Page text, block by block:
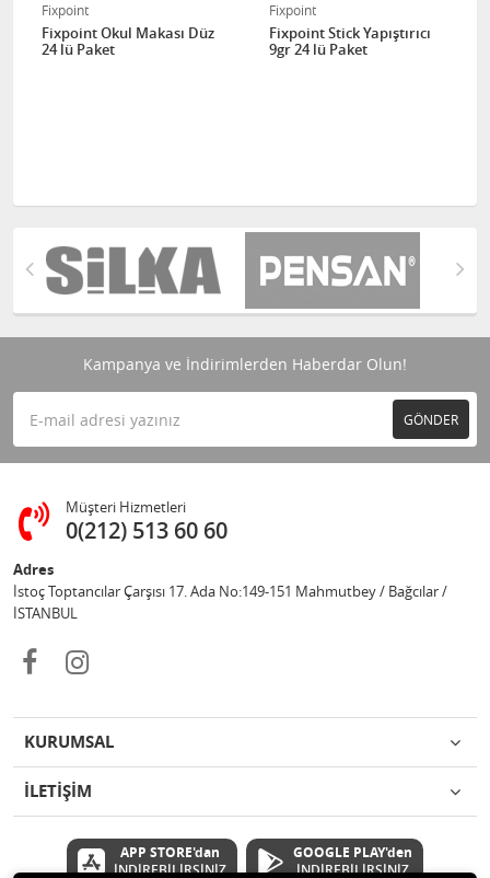
Fixpoint
Fixpoint Okul Makası Düz
24 lü Paket
Fixpoint
Fixpoint Stick Yapıştırıcı
9gr 24 lü Paket
Kampanya ve İndirimlerden Haberdar Olun!
GÖNDER
Müşteri Hizmetleri
0(212) 513 60 60
Adres
İstoç Toptancılar Çarşısı 17. Ada No:149-151 Mahmutbey / Bağcılar /
İSTANBUL
KURUMSAL
İLETİŞİM
APP STORE'dan
İNDİREBİLİRSİNİZ
GOOGLE PLAY'den
İNDİREBİLİRSİNİZ